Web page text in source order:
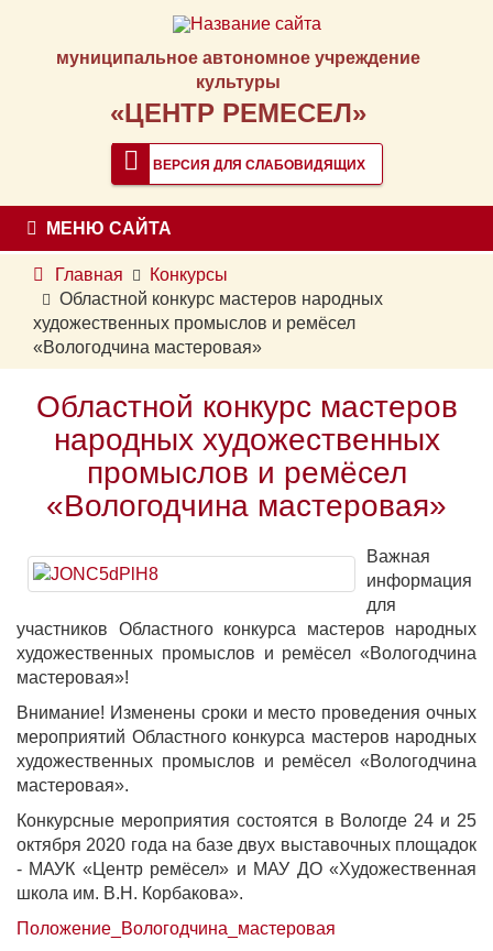
муниципальное автономное учреждение
культуры
«ЦЕНТР РЕМЕСЕЛ»
ВЕРСИЯ ДЛЯ СЛАБОВИДЯЩИХ
МЕНЮ САЙТА
Главная
Конкурсы
Областной конкурс мастеров народных
художественных промыслов и ремёсел
«Вологодчина мастеровая»
Областной конкурс мастеров
народных художественных
промыслов и ремёсел
«Вологодчина мастеровая»
Важная
информация
для
участников Областного конкурса мастеров народных
художественных промыслов и ремёсел «Вологодчина
мастеровая»!
Внимание! Изменены сроки и место проведения очных
мероприятий Областного конкурса мастеров народных
художественных промыслов и ремёсел «Вологодчина
мастеровая».
Конкурсные мероприятия состоятся в Вологде 24 и 25
октября 2020 года на базе двух выставочных площадок
- МАУК «Центр ремёсел» и МАУ ДО «Художественная
школа им. В.Н. Корбакова».
Положение_Вологодчина_мастеровая